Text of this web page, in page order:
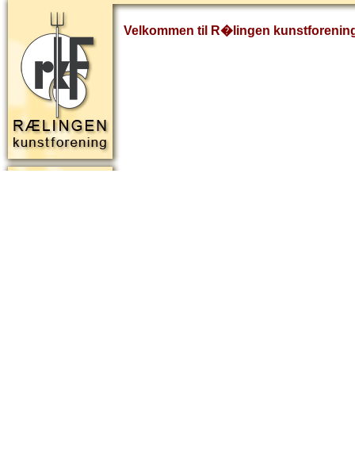
Velkommen til R�lingen